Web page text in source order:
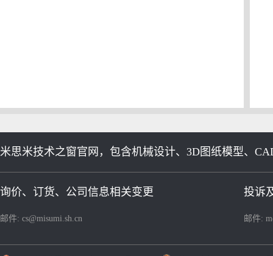
米思米技术之窗官网，包含机械设计、3D图纸模型、
询价、订货、公司信息相关变更
邮件: cs@misumi.sh.cn
投诉
邮件: